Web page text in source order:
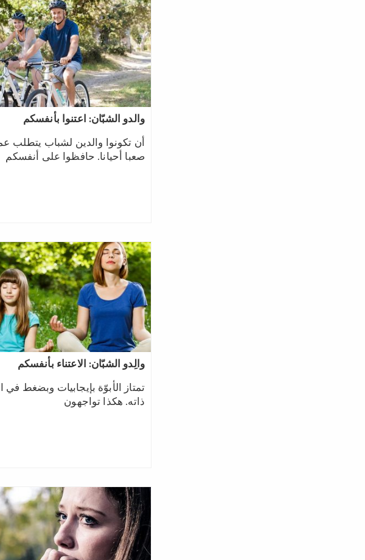
والدو الشبّان: اعتنوا بأنفسكم
أن تكونوا والدين لشباب يتطلب
صعبا أحيانا.‎ ‎حافظوا على أنفسكم
والِدو الشبّان: الاعتناء بأنفسكم
تمتاز الأبوّة بإيجابيات وبضغط في
ذاته.‎ ‎هكذا تواجهون